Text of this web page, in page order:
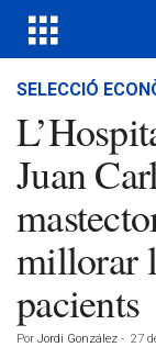
SELECCIÓ
Juan
millorar
pacients
Por Jordi González - 27